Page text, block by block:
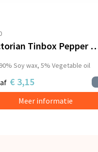
Victorian Tinbox Pepper &
90% Soy wax, 5% Vegetable oil
€ 3,15
Meer informatie